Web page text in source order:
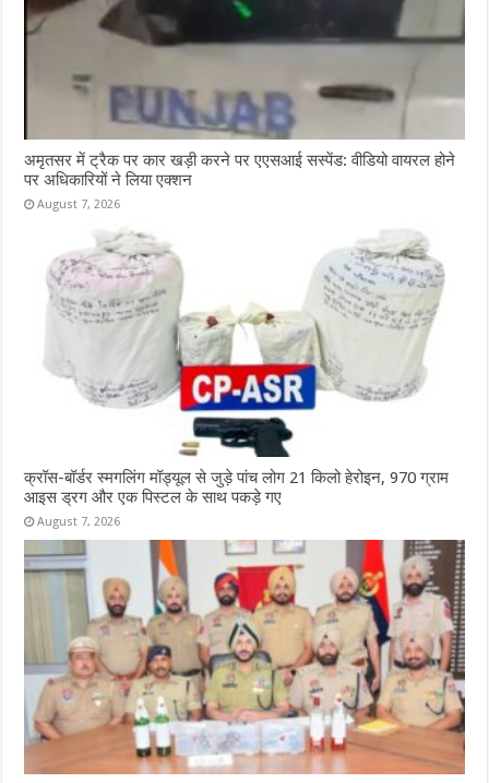
अमृतसर में ट्रैक पर कार खड़ी करने पर एएसआई सस्पेंड: वीडियो वायरल होने
पर अधिकारियों ने लिया एक्शन
August 7, 2026
क्रॉस-बॉर्डर स्मगलिंग मॉड्यूल से जुड़े पांच लोग 21 किलो हेरोइन, 970 ग्राम
आइस ड्रग और एक पिस्टल के साथ पकड़े गए
August 7, 2026